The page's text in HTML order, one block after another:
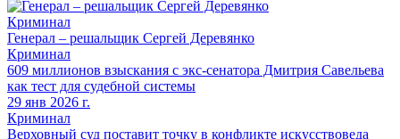
Криминал
Генерал – решальщик Сергей Деревянко
Криминал
609 миллионов взыскания с экс-сенатора Дмитрия Савельева
как тест для судебной системы
29 янв 2026 г.
Криминал
Верховный суд поставит точку в конфликте искусствоведа